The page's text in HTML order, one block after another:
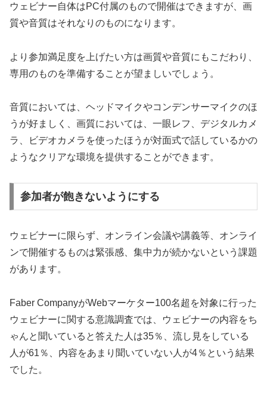
ウェビナー自体はPC付属のもので開催はできますが、画
質や音質はそれなりのものになります。
より参加満足度を上げたい方は画質や音質にもこだわり、
専用のものを準備することが望ましいでしょう。
音質においては、ヘッドマイクやコンデンサーマイクのほ
うが好ましく、画質においては、一眼レフ、デジタルカメ
ラ、ビデオカメラを使ったほうが対面式で話しているかの
ようなクリアな環境を提供することができます。
参加者が飽きないようにする
ウェビナーに限らず、オンライン会議や講義等、オンライ
ンで開催するものは緊張感、集中力が続かないという課題
があります。
Faber CompanyがWebマーケター100名超を対象に行った
ウェビナーに関する意識調査では、ウェビナーの内容をち
ゃんと聞いていると答えた人は35％、流し見をしている
人が61％、内容をあまり聞いていない人が4％という結果
でした。